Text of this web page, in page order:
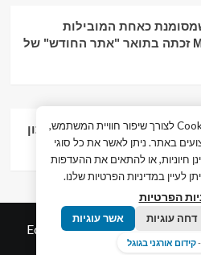
כאחת המובילות
בישראל: מירי מ־M.MEDIA זכתה בתואר "אתר החודש" של
לצמיחה כלכלית וניהול נכון
המאה ה-21 |
Edigital.co.ilby
דיגיטל.
אנו משתמשים בקובצי Cookies לצורך שיפור חוויית המשתמש,
באתר. ניתן לאשר את כל סוגי
חיוניות, או להתאים את ההעדפות
לעיין במדיניות הפרטיות שלנו.
הפרטיות
דחה עוגיות אשר עוגיות
קידום אורגני בגוגל